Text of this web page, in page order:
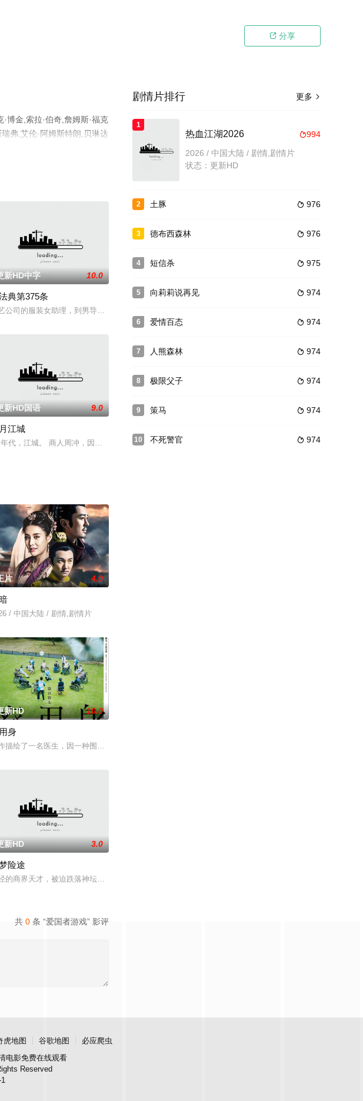
 分享
博金,索拉·伯奇,詹姆斯·福克
弗,艾伦·阿姆斯特朗,贝琳达
瓣电影、电视猫或剧情网
国军队，参加对德国的反击战。阿布戴卡德（ 罗舍迪·泽
案。女警穆清凭借高超的测谎微反应技术，对案件相关人进行测谎，层层剥茧，逐渐深入，最终与刑警高
新HD中字 10.0
典第375条
公司的服装女助理，到男导演家送演戏所需服装，被男导演强奸，一审法院判处男导演10年有期徒刑。二
次子汤米（汤姆·哈迪TomHardy饰）与不堪忍
救下一只小蛇，取名“小花”。多年后，小树成为生物科研员，探寻基因的秘密，而别有用心的同事却利
新HD国语 9.0
江城
代，江城。 商人周冲，因为好友夏逸的举报，涉嫌投机锒铛入狱。周冲的妻子 抛弃了他们的孩子，人间
以为是，敏感错弱，没有被认可的才华。他们来自不同的地方，却
片 4.0
/ 中国大陆 / 剧情,剧情片
会首秀做准备的同时，努力应对名利和行业压力的复杂压力，揭示了地下文化向主流成功的转变。
新HD 10.0
身
描绘了一名医生，因一种围绕“废用身”——因瘫痪等原因已无恢复可能的四肢——的治疗方法，而一步步
首轮毒贩阿泰交易败露被
视文化传媒有限公司
新HD 3.0
险途
的商界天才，被迫跌落神坛。被那微不足道的成就麻醉过后他该如何面对现实，能改变他的命运的是谁？
共 0 条 “爱国者游戏” 影评
更多 
剧情片排行
1
994
热血江湖2026
2026 / 中国大陆 / 剧情,剧情片
状态：更新HD
2  976
土豚
3  976
德布西森林
4  975
短信杀
5  974
向莉莉说再见
6  974
爱情百态
7  974
人熊森林
8  974
极限父子
9  974
策马
10  974
不死警官
虎地图 谷歌地图
必应爬虫
电影免费在线观看
Reserved